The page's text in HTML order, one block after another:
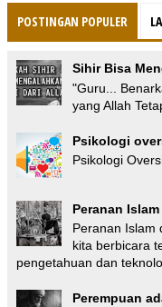
POSTINGAN POPULER
Sihir Bisa
"Guru...
yang Allah
Psikologi
Psikologi
Peranan
Peranan Islam
kita berbicara
pengetahuan dan
Perempuan